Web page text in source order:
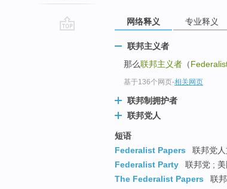
网络释义 专业释义
联邦主义者
那么联邦主义者 （
基于136个网页-相关网页
联邦制拥护者
联邦党人
短语
Federalist Papers
联邦党
Federalist Party
联邦党 ;
The Federalist Papers
联